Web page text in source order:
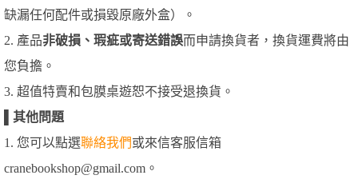
缺漏任何配件或損毀原廠外盒）。
2. 產品非破損、瑕疵或寄送錯誤而申請換貨者，換貨運費將由
您負擔。
3. 超值特賣和包膜桌遊恕不接受退換貨。
其他問題
1. 您可以點選聯絡我們或來信客服信箱
cranebookshop@gmail.com。